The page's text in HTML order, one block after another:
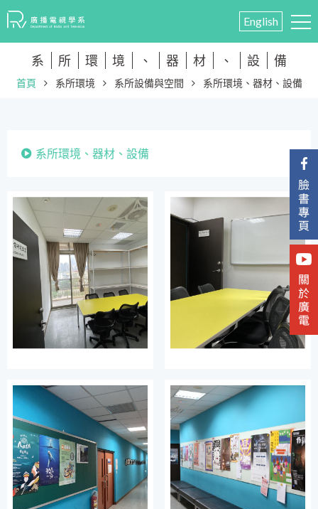
English
系 所 環 境 、 器 材 、 設 備
首頁 系所環境 系所設備與空間 系所環境、器材、設備
系所環境、器材、設備